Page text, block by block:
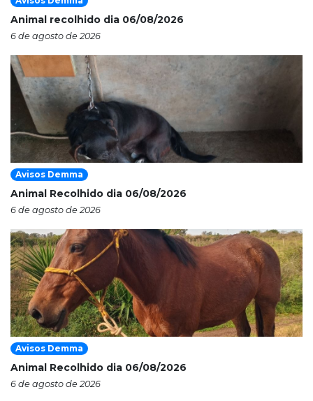
Animal recolhido dia 06/08/2026
6 de agosto de 2026
Avisos Demma
Animal Recolhido dia 06/08/2026
6 de agosto de 2026
Avisos Demma
Animal Recolhido dia 06/08/2026
6 de agosto de 2026